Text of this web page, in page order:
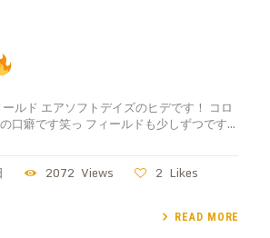
ルド エアソフトデイズのヒデです！ コロ
口癖です笑っ フィールドも少しずつです…
2072 Views 2 Likes
READ MORE